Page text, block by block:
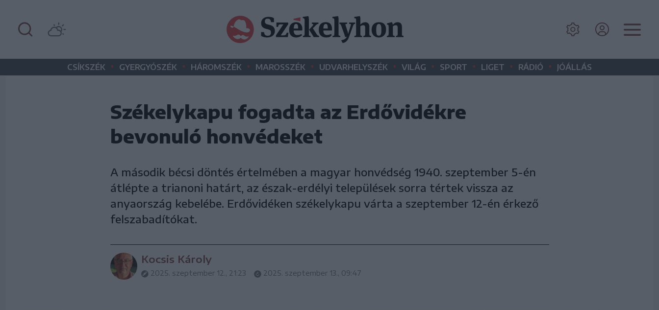
CSÍKSZÉK • GYERGYÓSZÉK • HÁROMSZÉK • MAROSSZÉK • UDVARHELYSZÉK • VILÁG • SPORT • LIGET • RÁDIÓ • JÓÁLLÁS
Székelykapu fogadta az Erdővidékre
bevonuló honvédeket
A második bécsi döntés értelmében a magyar honvédség 1940. szeptember 5-én
átlépte a trianoni határt, az észak-erdélyi települések sorra tértek vissza az
anyaország kebelébe. Erdővidéken székelykapu várta a szeptember 12-én érkező
felszabadítókat.
Kocsis Károly
2025. szeptember 12., 21:23 2025. szeptember 13., 09:47